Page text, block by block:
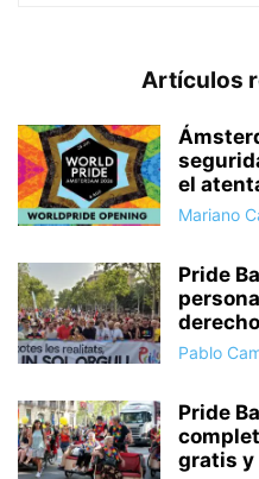
Artículos
el
Mariano
Pride
Pablo
Pride
gratis y